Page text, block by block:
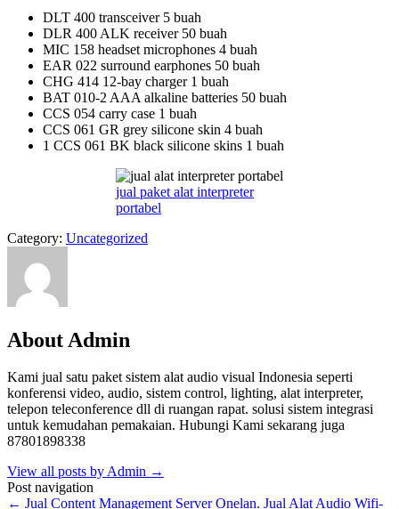
DLT 400 transceiver 5 buah
DLR 400 ALK receiver 50 buah
MIC 158 headset microphones 4 buah
EAR 022 surround earphones 50 buah
CHG 414 12-bay charger 1 buah
BAT 010-2 AAA alkaline batteries 50 buah
CCS 054 carry case 1 buah
CCS 061 GR grey silicone skin 4 buah
1 CCS 061 BK black silicone skins 1 buah
jual paket alat interpreter
portabel
Category: Uncategorized
About Admin
Kami jual satu paket sistem alat audio visual Indonesia seperti
konferensi video, audio, sistem control, lighting, alat interpreter,
telepon teleconference dll di ruangan rapat. solusi sistem integrasi
untuk kemudahan pemakaian. Hubungi Kami sekarang juga
87801898338
View all posts by Admin →
Post navigation
← Jual Content Management Server Onelan. Jual Alat Audio Wifi-